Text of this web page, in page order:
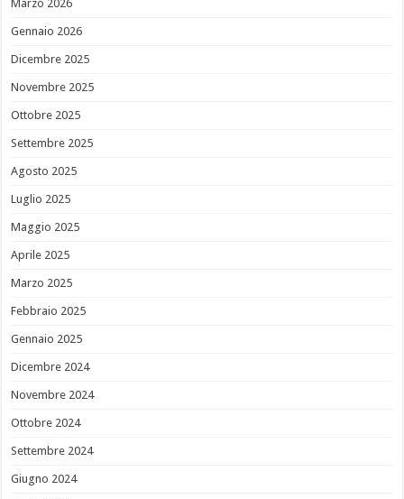
Marzo 2026
Gennaio 2026
Dicembre 2025
Novembre 2025
Ottobre 2025
Settembre 2025
Agosto 2025
Luglio 2025
Maggio 2025
Aprile 2025
Marzo 2025
Febbraio 2025
Gennaio 2025
Dicembre 2024
Novembre 2024
Ottobre 2024
Settembre 2024
Giugno 2024